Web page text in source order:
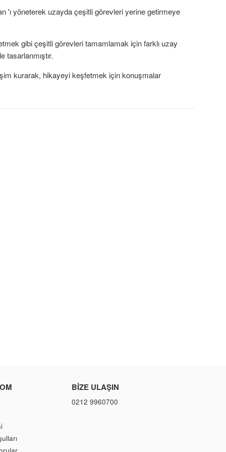
'ı yöneterek uzayda çeşitli görevleri yerine getirmeye
gibi çeşitli görevleri tamamlamak için farklı uzay
tasarlanmıştır.
kurarak, hikayeyi keşfetmek için konuşmalar
BIZE ULAŞIN
0212 9960700